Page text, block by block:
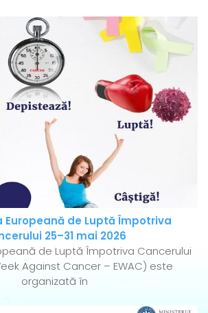
Europeană de Luptă Împotriva
25–31 mai 2026
de Luptă Împotriva Cancerului
Against Cancer – EWAC) este
organizată în